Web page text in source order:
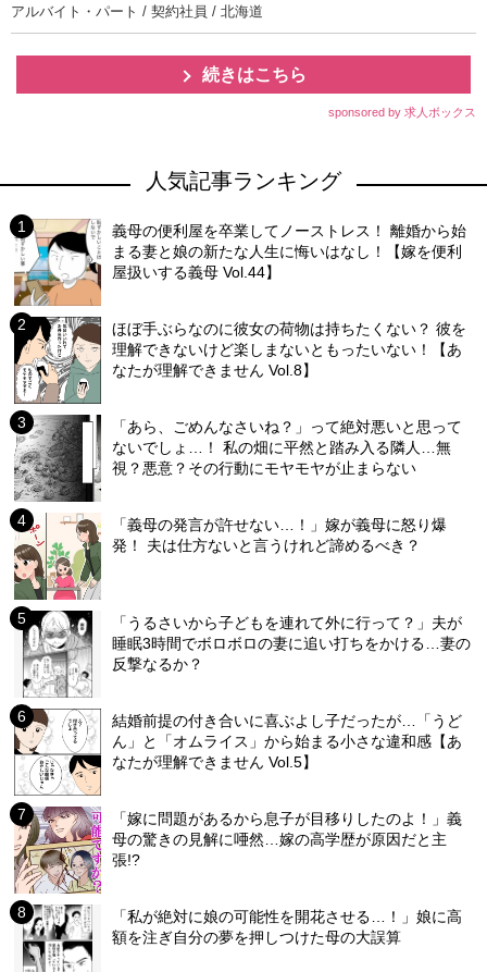
アルバイト・パート / 契約社員 / 北海道
続きはこちら
sponsored by 求人ボックス
人気記事ランキング
義母の便利屋を卒業してノーストレス！ 離婚から始
まる妻と娘の新たな人生に悔いはなし！【嫁を便利
屋扱いする義母 Vol.44】
ほぼ手ぶらなのに彼女の荷物は持ちたくない？ 彼を
理解できないけど楽しまないともったいない！【あ
なたが理解できません Vol.8】
「あら、ごめんなさいね？」って絶対悪いと思って
ないでしょ…！ 私の畑に平然と踏み入る隣人…無
視？悪意？その行動にモヤモヤが止まらない
「義母の発言が許せない…！」嫁が義母に怒り爆
発！ 夫は仕方ないと言うけれど諦めるべき？
「うるさいから子どもを連れて外に行って？」夫が
睡眠3時間でボロボロの妻に追い打ちをかける…妻の
反撃なるか？
結婚前提の付き合いに喜ぶよし子だったが…「うど
ん」と「オムライス」から始まる小さな違和感【あ
なたが理解できません Vol.5】
「嫁に問題があるから息子が目移りしたのよ！」義
母の驚きの見解に唖然…嫁の高学歴が原因だと主
張!?
「私が絶対に娘の可能性を開花させる…！」娘に高
額を注ぎ自分の夢を押しつけた母の大誤算